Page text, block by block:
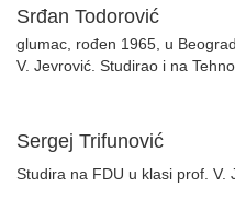
Srđan Todorović
glumac, rođen 1965, u
V. Jevrović. Studirao i na
Sergej Trifunović
Studira na FDU u klasi prof. V.